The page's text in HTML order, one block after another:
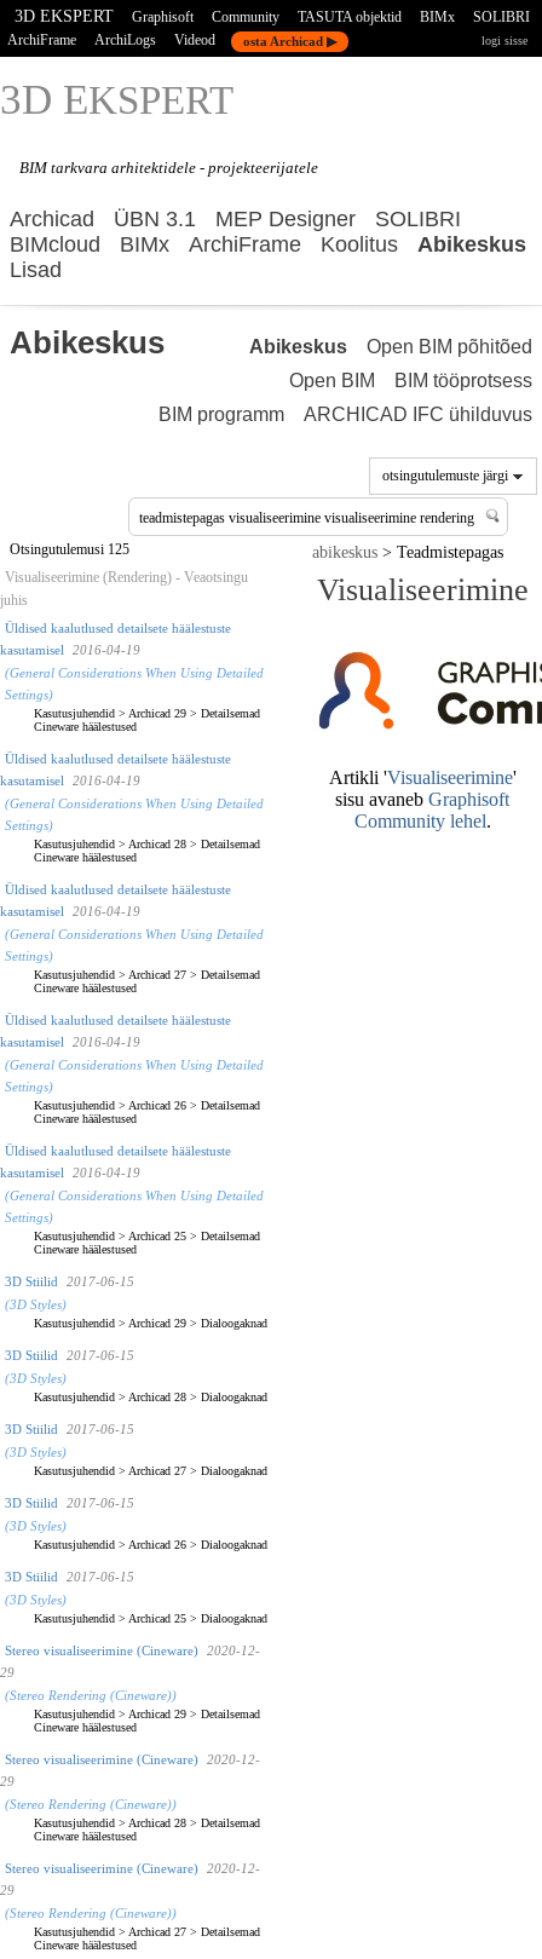
3D EKSPERT Graphisoft Community TASUTA objektid BIMx
SOLIBRI
ArchiFrame
ArchiLogs Videod osta Archicad ▶ logi sisse
3D EKSPERT
BIM tarkvara arhitektidele - projekteerijatele
Archicad ÜBN 3.1 MEP Designer
SOLIBRI
BIMcloud
BIMx ArchiFrame Koolitus
Abikeskus
Lisad
Abikeskus Abikeskus
Open BIM põhitõed
Open BIM
BIM tööprotsess
BIM programm
ARCHICAD IFC ühilduvus
otsingutulemuste järgi
Otsingutulemusi 125
Visualiseerimine (Rendering) - Veaotsingu
juhis
Üldised kaalutlused detailsete häälestuste
kasutamisel
2016-04-19
(General Considerations When Using Detailed
Settings)
Kasutusjuhendid > Archicad 29 > Detailsemad
Cineware häälestused
Üldised kaalutlused detailsete häälestuste
kasutamisel
2016-04-19
(General Considerations When Using Detailed
Settings)
Kasutusjuhendid > Archicad 28 > Detailsemad
Cineware häälestused
Üldised kaalutlused detailsete häälestuste
kasutamisel
2016-04-19
(General Considerations When Using Detailed
Settings)
Kasutusjuhendid > Archicad 27 > Detailsemad
Cineware häälestused
Üldised kaalutlused detailsete häälestuste
kasutamisel
2016-04-19
(General Considerations When Using Detailed
Settings)
Kasutusjuhendid > Archicad 26 > Detailsemad
Cineware häälestused
Üldised kaalutlused detailsete häälestuste
kasutamisel
2016-04-19
(General Considerations When Using Detailed
Settings)
Kasutusjuhendid > Archicad 25 > Detailsemad
Cineware häälestused
3D Stiilid
2017-06-15
(3D Styles)
Kasutusjuhendid > Archicad 29 > Dialoogaknad
3D Stiilid
2017-06-15
(3D Styles)
Kasutusjuhendid > Archicad 28 > Dialoogaknad
3D Stiilid
2017-06-15
(3D Styles)
Kasutusjuhendid > Archicad 27 > Dialoogaknad
3D Stiilid
2017-06-15
(3D Styles)
Kasutusjuhendid > Archicad 26 > Dialoogaknad
3D Stiilid
2017-06-15
(3D Styles)
Kasutusjuhendid > Archicad 25 > Dialoogaknad
Stereo visualiseerimine (Cineware)
2020-12-
29
(Stereo Rendering (Cineware))
Kasutusjuhendid > Archicad 29 > Detailsemad
Cineware häälestused
Stereo visualiseerimine (Cineware)
2020-12-
29
(Stereo Rendering (Cineware))
Kasutusjuhendid > Archicad 28 > Detailsemad
Cineware häälestused
Stereo visualiseerimine (Cineware)
2020-12-
29
(Stereo Rendering (Cineware))
Kasutusjuhendid > Archicad 27 > Detailsemad
Cineware häälestused
abikeskus > Teadmistepagas
Visualiseerimine